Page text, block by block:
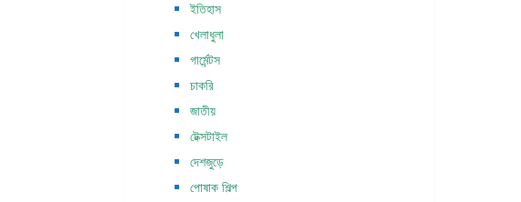
ইতিহাস
খেলাধুলা
গার্মেন্টস
চাকরি
জাতীয়
টেক্সটাইল
দেশজুড়ে
পোষাক শিল্প